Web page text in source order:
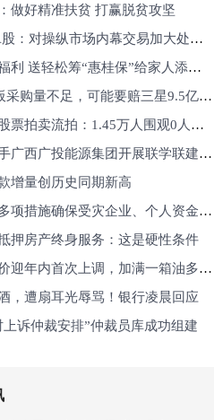
做好精准扶贫 打赢脱贫攻坚
纵市场内幕交易加大处罚力度 10大要点
松筹“惠桂保”给家人添一份健康祝福
购量不足，可能要赔三星9.5亿美元
拍卖流拍：1.45万人围观0人报名
西广投能源集团开展联学联建活动
增量创历史同期新高
措施确保受灾企业、个人资金需求
押房产终身服务：这是硬性条件
内首次上调，加满一箱油多花4.5元
，遭扇耳光辱骂！银行凌晨回应
诉仲裁安排”仲裁员库成功组建